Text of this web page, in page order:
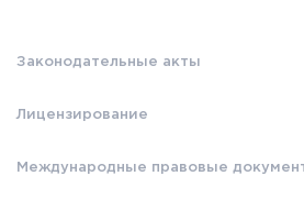
Законодательные акты
Лицензирование
Международные правовые